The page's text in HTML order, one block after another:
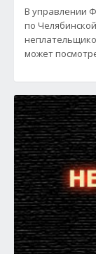
В управлении
по
может